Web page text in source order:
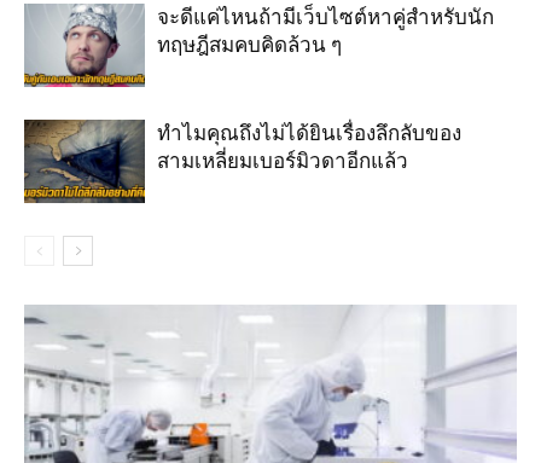
จะดีแค่ไหนถ้ามีเว็บไซต์หาคู่สำหรับนัก
ทฤษฎีสมคบคิดล้วน ๆ
ทำไมคุณถึงไม่ได้ยินเรื่องลึกลับของ
สามเหลี่ยมเบอร์มิวดาอีกแล้ว